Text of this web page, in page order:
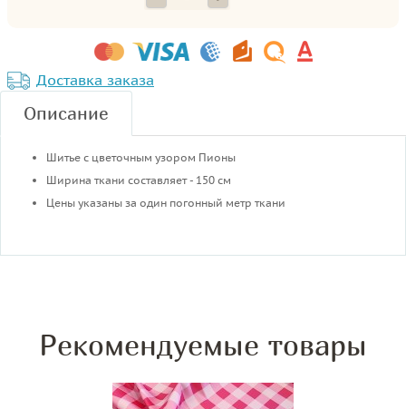
Доставка заказа
Описание
Шитье с цветочным узором Пионы
Ширина ткани составляет - 150 см
Цены указаны за один погонный метр ткани
Рекомендуемые товары